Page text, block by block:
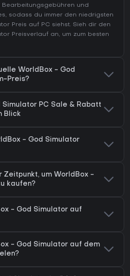
Bearbeitungsgebühren und
sodass du immer den niedrigsten
Preis auf PC siehst. Sieh dir den
Preisverlauf an, um zum besten
WorldBox - God
Preis?
Simulator PC Sale & Rabatt
Blick
- God Simulator
Zeitpunkt, um WorldBox -
kaufen?
- God Simulator auf
- God Simulator auf dem